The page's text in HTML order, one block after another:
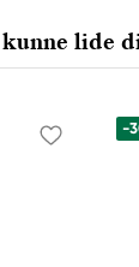
Netherlands
lide
-